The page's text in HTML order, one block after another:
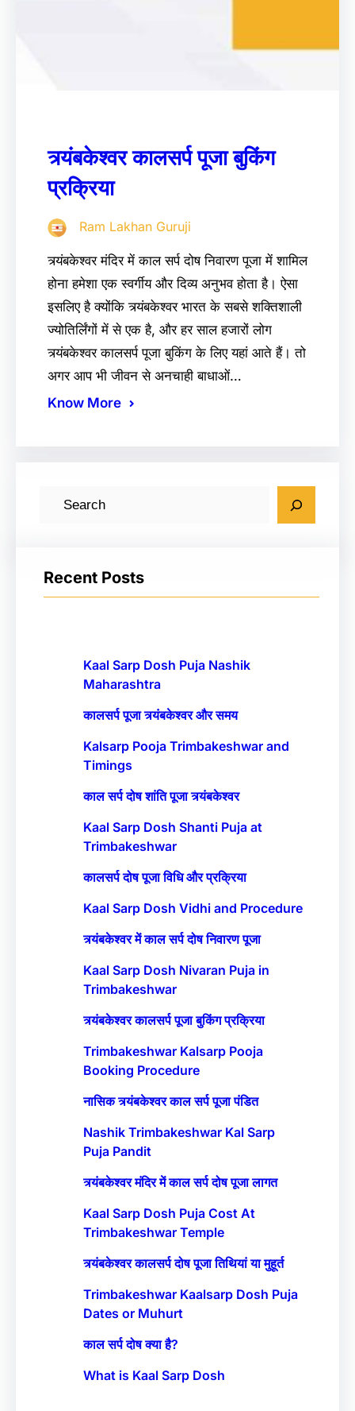
त्र्यंबकेश्वर कालसर्प पूजा बुकिंग
प्रक्रिया
Ram Lakhan Guruji
त्र्यंबकेश्वर मंदिर में काल सर्प दोष निवारण पूजा में शामिल
होना हमेशा एक स्वर्गीय और दिव्य अनुभव होता है। ऐसा
इसलिए है क्योंकि त्र्यंबकेश्वर भारत के सबसे शक्तिशाली
ज्योतिर्लिंगों में से एक है, और हर साल हजारों लोग
त्र्यंबकेश्वर कालसर्प पूजा बुकिंग के लिए यहां आते हैं। तो
अगर आप भी जीवन से अनचाही बाधाओं…
Know More
Recent Posts
Kaal Sarp Dosh Puja Nashik
Maharashtra
कालसर्प पूजा त्र्यंबकेश्वर और समय
Kalsarp Pooja Trimbakeshwar and
Timings
काल सर्प दोष शांति पूजा त्र्यंबकेश्वर
Kaal Sarp Dosh Shanti Puja at
Trimbakeshwar
कालसर्प दोष पूजा विधि और प्रक्रिया
Kaal Sarp Dosh Vidhi and Procedure
त्र्यंबकेश्वर में काल सर्प दोष निवारण पूजा
Kaal Sarp Dosh Nivaran Puja in
Trimbakeshwar
त्र्यंबकेश्वर कालसर्प पूजा बुकिंग प्रक्रिया
Trimbakeshwar Kalsarp Pooja
Booking Procedure
नासिक त्र्यंबकेश्वर काल सर्प पूजा पंडित
Nashik Trimbakeshwar Kal Sarp
Puja Pandit
त्र्यंबकेश्वर मंदिर में काल सर्प दोष पूजा लागत
Kaal Sarp Dosh Puja Cost At
Trimbakeshwar Temple
त्र्यंबकेश्वर कालसर्प दोष पूजा तिथियां या मुहूर्त
Trimbakeshwar Kaalsarp Dosh Puja
Dates or Muhurt
काल सर्प दोष क्या है?
What is Kaal Sarp Dosh